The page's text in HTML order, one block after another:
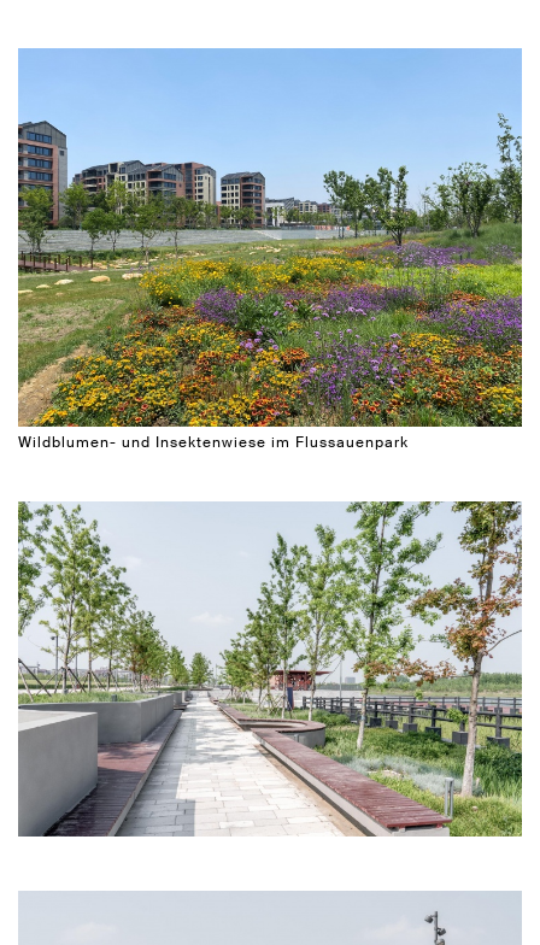
Wildblumen- und Insektenwiese im Flussauenpark